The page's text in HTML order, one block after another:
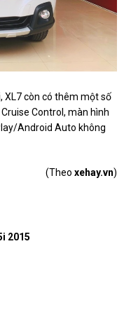
XL7 còn có thêm một số
Control, màn hình
Android Auto không
(Theo xehay.vn)
2015